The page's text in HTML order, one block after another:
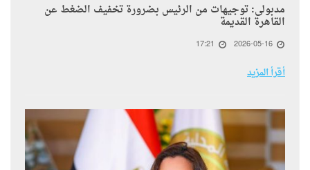
مدبولى: توجيهات من الرئيس بضرورة تخفيف الضغط عن
القاهرة القديمة
2026-05-16
17:21
أقرأ المزيد